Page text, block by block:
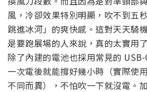
風，冷卻效果特別明顯，吹不到五
跳進冰河」的爽快感。這對天天騎
是要跑展場的人來說，真的太實用
除了內建的電池也採用常見的
一次電後就能撐好幾小時（實際使
不同而異），不怕吹一下就沒電。